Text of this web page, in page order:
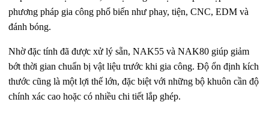
phương pháp gia công phổ biến như phay, tiện, CNC, EDM và
đánh bóng.
Nhờ đặc tính đã được xử lý sẵn, NAK55 và NAK80 giúp giảm
bớt thời gian chuẩn bị vật liệu trước khi gia công. Độ ổn định kích
thước cũng là một lợi thế lớn, đặc biệt với những bộ khuôn cần độ
chính xác cao hoặc có nhiều chi tiết lắp ghép.